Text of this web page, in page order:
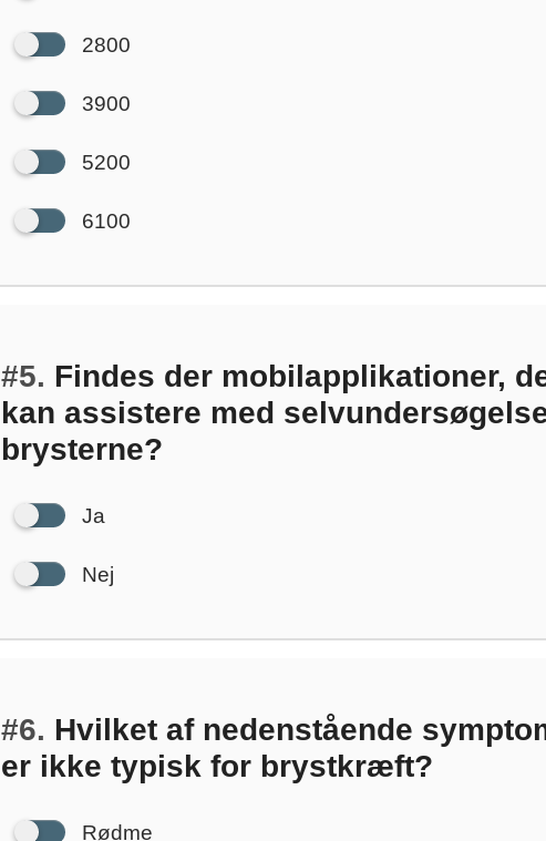
2800
3900
5200
6100
#5. Findes der mobilapplikationer,
kan assistere med
brysterne?
Ja
Nej
#6. Hvilket af nedenstående
er ikke typisk for brystkræft?
Rødme